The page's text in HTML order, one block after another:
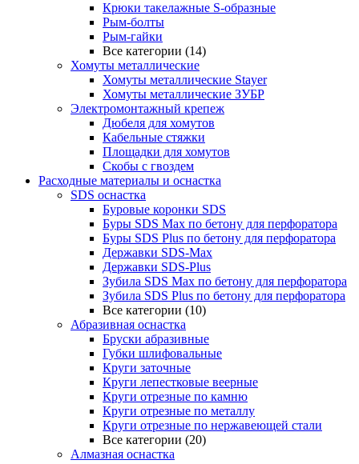
Крюки такелажные S-образные
Рым-болты
Рым-гайки
Все категории (14)
Хомуты металлические
Хомуты металлические Stayer
Хомуты металлические ЗУБР
Электромонтажный крепеж
Дюбеля для хомутов
Кабельные стяжки
Площадки для хомутов
Скобы с гвоздем
Расходные материалы и оснастка
SDS оснастка
Буровые коронки SDS
Буры SDS Max по бетону для перфоратора
Буры SDS Plus по бетону для перфоратора
Державки SDS-Max
Державки SDS-Plus
Зубила SDS Mах по бетону для перфоратора
Зубила SDS Plus по бетону для перфоратора
Все категории (10)
Абразивная оснастка
Бруски абразивные
Губки шлифовальные
Круги заточные
Круги лепестковые веерные
Круги отрезные по камню
Круги отрезные по металлу
Круги отрезные по нержавеющей стали
Все категории (20)
Алмазная оснастка